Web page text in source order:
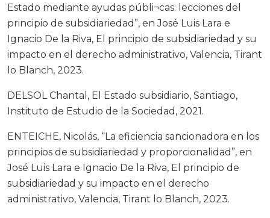
Estado mediante ayudas públi¬cas: lecciones del
principio de subsidiariedad”, en José Luis Lara e
Ignacio De la Riva, El principio de subsidiariedad y su
impacto en el derecho administrativo, Valencia, Tirant
lo Blanch, 2023.
DELSOL Chantal, El Estado subsidiario, Santiago,
Instituto de Estudio de la Sociedad, 2021.
ENTEICHE, Nicolás, “La eficiencia sancionadora en los
principios de subsidiariedad y proporcionalidad”, en
José Luis Lara e Ignacio De la Riva, El principio de
subsidiariedad y su impacto en el derecho
administrativo, Valencia, Tirant lo Blanch, 2023.